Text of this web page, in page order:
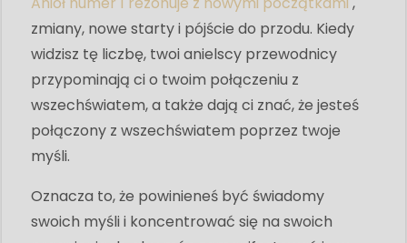
zmiany, nowe starty i pójście do przodu. Kiedy
widzisz tę liczbę, twoi anielscy przewodnicy
przypominają ci o twoim połączeniu z
wszechświatem, a także dają ci znać, że jesteś
połączony z wszechświatem poprzez twoje
myśli.
Oznacza to, że powinieneś być świadomy
swoich myśli i koncentrować się na swoich